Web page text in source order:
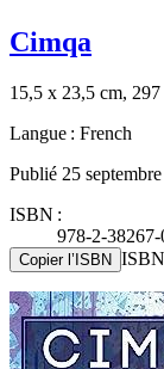
Cimqa
15,5 x 23,5 cm, 297
Langue : French
Publié 25
ISBN :
978-2-
Copier l’ISBN